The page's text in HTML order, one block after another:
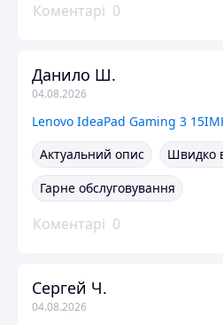
Коментарі 0
Данило Ш.
04.08.2026
Актуальний опис
Швидко
Гарне обслуговування
Коментарі 0
Сергей Ч.
04.08.2026